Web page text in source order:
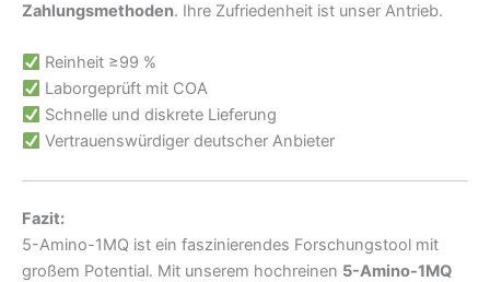
Zahlungsmethoden. Ihre Zufriedenheit ist unser Antrieb.
Reinheit ≥99 %
Laborgeprüft mit COA
Schnelle und diskrete Lieferung
Vertrauenswürdiger deutscher Anbieter
Fazit:
5-Amino-1MQ ist ein faszinierendes Forschungstool mit
großem Potential. Mit unserem hochreinen 5-Amino-1MQ